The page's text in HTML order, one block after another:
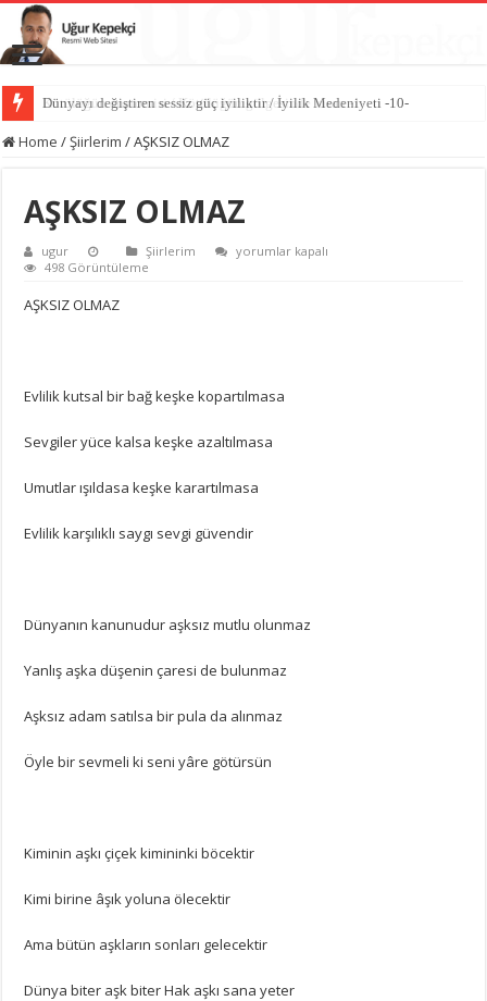
Dünyayı değiştiren sessiz güç iyiliktir / İyilik Medeniyeti -10-
Home /Şiirlerim /AŞKSIZ OLMAZ
AŞKSIZ OLMAZ
ugur Şiirlerim
AŞKSIZ
yorumlar kapalı
498 Görüntüleme
AŞKSIZ OLMAZ
Evlilik kutsal bir bağ keşke kopartılmasa
Sevgiler yüce kalsa keşke azaltılmasa
Umutlar ışıldasa keşke karartılmasa
Evlilik karşılıklı saygı sevgi güvendir
Dünyanın kanunudur aşksız mutlu olunmaz
Yanlış aşka düşenin çaresi de bulunmaz
Aşksız adam satılsa bir pula da alınmaz
Öyle bir sevmeli ki seni yâre götürsün
Kiminin aşkı çiçek kimininki böcektir
Kimi birine âşık yoluna ölecektir
Ama bütün aşkların sonları gelecektir
Dünya biter aşk biter Hak aşkı sana yeter